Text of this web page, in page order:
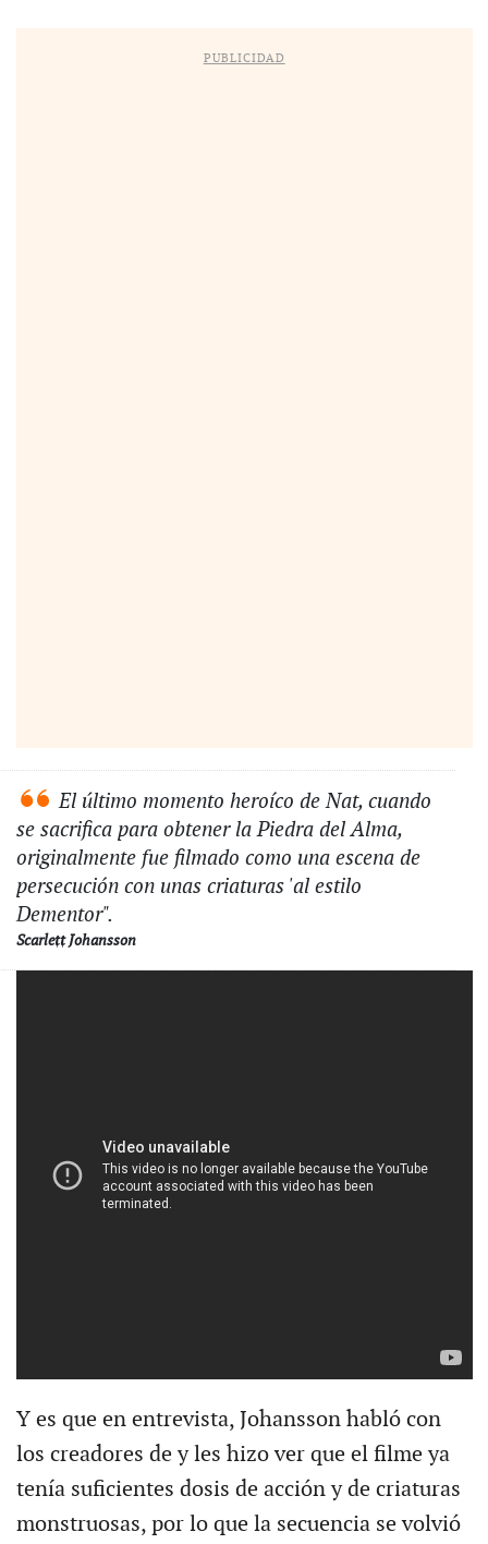
PUBLICIDAD
El último momento heroíco de Nat, cuando
se sacrifica para obtener la Piedra del Alma,
originalmente fue filmado como una escena de
persecución con unas criaturas 'al estilo
Dementor".
Scarlett Johansson
Y es que en entrevista, Johansson habló con
los creadores de y les hizo ver que el filme ya
tenía suficientes dosis de acción y de criaturas
monstruosas, por lo que la secuencia se volvió